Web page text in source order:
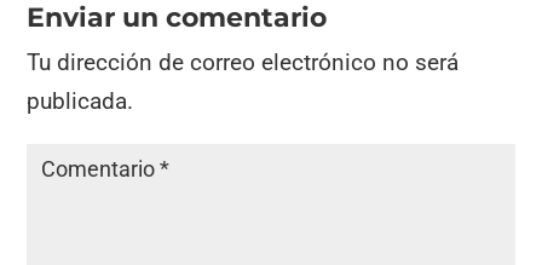
Enviar un comentario
Tu dirección de correo electrónico no será
publicada.